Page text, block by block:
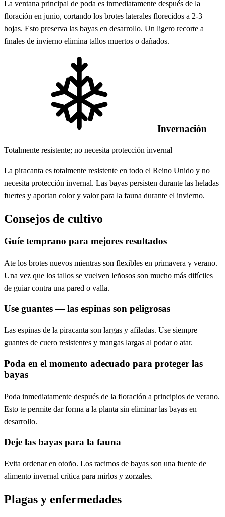
La ventana principal de poda es inmediatamente después de la
floración en junio, cortando los brotes laterales florecidos a 2-3
hojas. Esto preserva las bayas en desarrollo. Un ligero recorte a
finales de invierno elimina tallos muertos o dañados.
Invernación
Totalmente resistente; no necesita protección invernal
La piracanta es totalmente resistente en todo el Reino Unido y no
necesita protección invernal. Las bayas persisten durante las heladas
fuertes y aportan color y valor para la fauna durante el invierno.
Consejos de cultivo
Guíe temprano para mejores resultados
Ate los brotes nuevos mientras son flexibles en primavera y verano.
Una vez que los tallos se vuelven leñosos son mucho más difíciles
de guiar contra una pared o valla.
Use guantes — las espinas son peligrosas
Las espinas de la piracanta son largas y afiladas. Use siempre
guantes de cuero resistentes y mangas largas al podar o atar.
Poda en el momento adecuado para proteger las
bayas
Poda inmediatamente después de la floración a principios de verano.
Esto te permite dar forma a la planta sin eliminar las bayas en
desarrollo.
Deje las bayas para la fauna
Evita ordenar en otoño. Los racimos de bayas son una fuente de
alimento invernal crítica para mirlos y zorzales.
Plagas y enfermedades